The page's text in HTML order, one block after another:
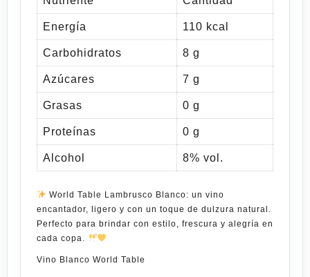
Energía 110 kcal
Carbohidratos 8 g
Azúcares 7 g
Grasas 0 g
Proteínas 0 g
Alcohol 8% vol.
World Table Lambrusco Blanco: un vino
encantador , ligero y con un toque de dulzura natural.
Perfecto para brindar con estilo, frescura y alegría en
cada copa.
Vino Blanco World Table